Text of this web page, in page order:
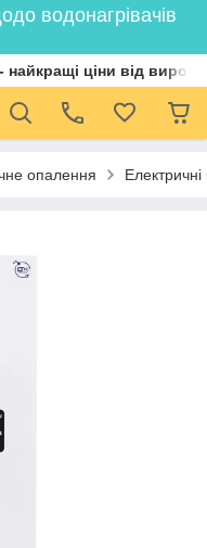
водонагрівачів
найкращі ціни від
опалення